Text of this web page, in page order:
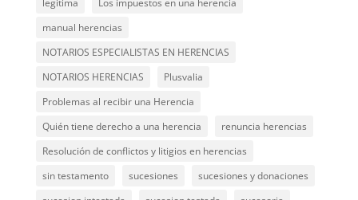
manual herencias
NOTARIOS ESPECIALISTAS EN HERENCIAS
NOTARIOS HERENCIAS
Plusvalia
Problemas al recibir una Herencia
Quién tiene derecho a una herencia
renuncia herencias
Resolución de conflictos y litigios en herencias
sin testamento
sucesiones
sucesiones y donaciones